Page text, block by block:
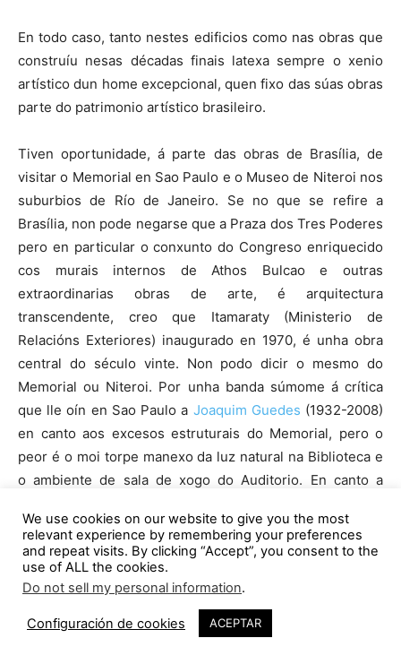
En todo caso, tanto nestes edificios como nas obras que
construíu nesas décadas finais latexa sempre o xenio
artístico dun home excepcional, quen fixo das súas obras
parte do patrimonio artístico brasileiro.
Tiven oportunidade, á parte das obras de Brasília, de
visitar o Memorial en Sao Paulo e o Museo de Niteroi nos
suburbios de Río de Janeiro. Se no que se refire a
Brasília, non pode negarse que a Praza dos Tres Poderes
pero en particular o conxunto do Congreso enriquecido
cos murais internos de Athos Bulcao e outras
extraordinarias obras de arte, é arquitectura
transcendente, creo que Itamaraty (Ministerio de
Relacións Exteriores) inaugurado en 1970, é unha obra
central do século vinte. Non podo dicir o mesmo do
Memorial ou Niteroi. Por unha banda súmome á crítica
que lle oín en Sao Paulo a Joaquim Guedes (1932-2008)
en canto aos excesos estruturais do Memorial, pero o
peor é o moi torpe manexo da luz natural na Biblioteca e
o ambiente de sala de xogo do Auditorio. En canto a
recoñecer o efectismo impecable do inédito volume
branco plantado no litoral rochoso.
Por contraste case todo o que fixo Niemeyer desde
Pampulha (1940-41) ata Brasília (1960) sostense na
tradición arquitectónica moderna con forza propia e
We use cookies on our website to give you the most
relevant experience by remembering your preferences
and repeat visits. By clicking “Accept”, you consent to the
use of ALL the cookies.
Do not sell my personal information.
Configuración de cookies ACEPTAR